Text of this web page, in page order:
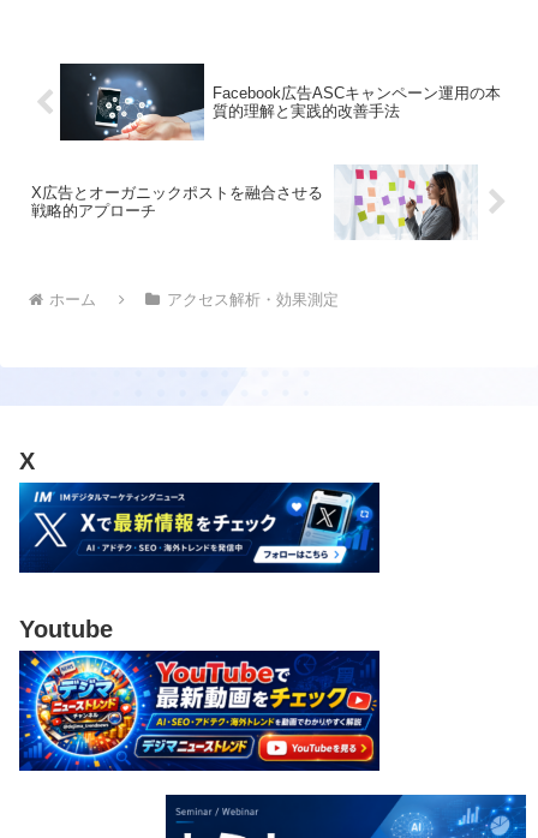
Facebook広告ASCキャンペーン運用の本
質的理解と実践的改善手法
X広告とオーガニックポストを融合させる
戦略的アプローチ
ホーム アクセス解析・効果測定
X
Youtube